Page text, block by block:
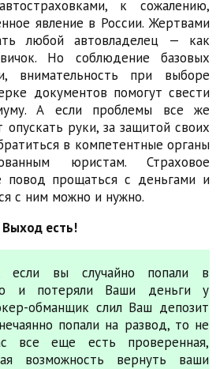
к сожалению,
явление в России. Жертвами
любой автовладелец — как
Но соблюдение базовых
внимательность при выборе
документов помогут свести
А если проблемы все же
руки, за защитой своих
в компетентные органы
юристам. Страховое
повод прощаться с деньгами и
с ним можно и нужно.
Выход есть!
если вы случайно попали в
и потеряли Ваши деньги у
обманщик слил Ваш депозит
попали на развод, то не
все еще есть проверенная,
возможность вернуть ваши